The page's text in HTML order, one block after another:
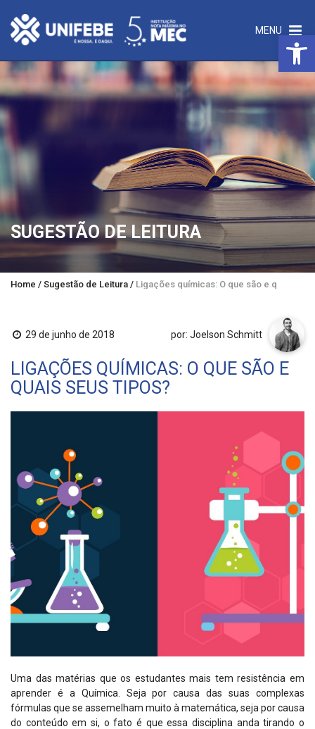
MENU
SUGESTÃO DE LEITURA
Home / Sugestão de Leitura / Ligações químicas: O que são e quais
29 de junho de 2018 por: Joelson Schmitt
LIGAÇÕES QUÍMICAS: O QUE SÃO E
QUAIS SEUS TIPOS?
Uma das matérias que os estudantes mais tem resistência em
aprender é a Química. Seja por causa das suas complexas
fórmulas que se assemelham muito à matemática, seja por causa
do conteúdo em si, o fato é que essa disciplina anda tirando o